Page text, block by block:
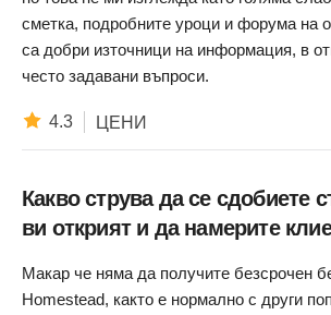
сметка, подробните уроци и форума на
са добри източници на информация, в
често задавани въпроси.
4.3 ЦЕНИ
Какво струва да се сдобиете
ви открият и да намерите
Макар че няма да получите безсрочен
Homestead, както е нормално с други